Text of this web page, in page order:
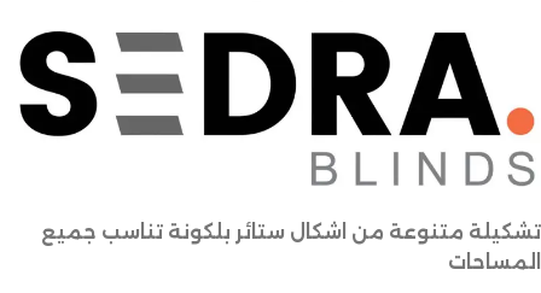
تشكيلة متنوعة من اشكال ستائر بلكونة تناسب جميع
المساحات